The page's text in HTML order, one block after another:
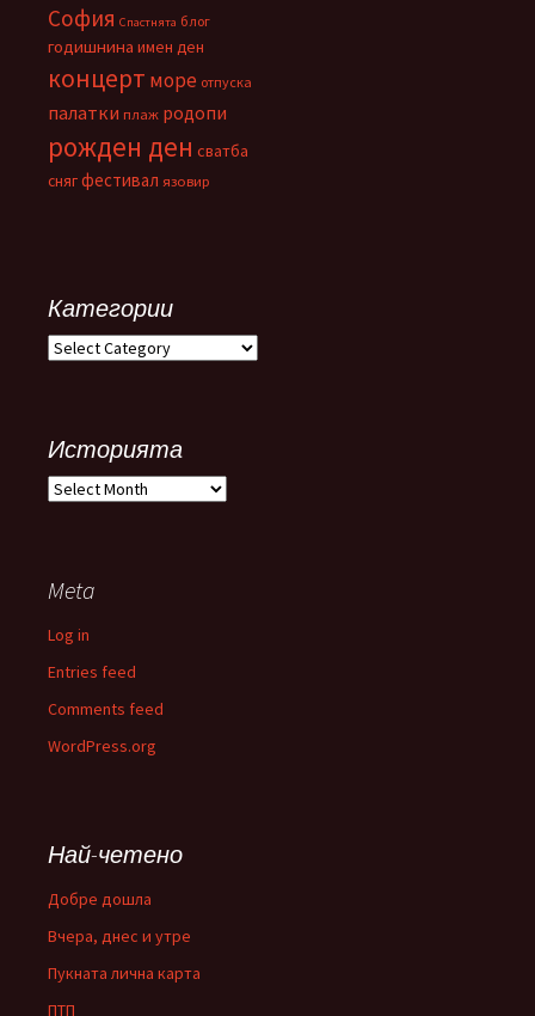
София Спастнята блог
годишнина имен ден
концерт море отпуска
палатки плаж родопи
рожден ден сватба
снягфестивал язовир
Категории
Категории
Историята
Историята
Meta
Log in
Entries feed
Comments feed
WordPress.org
Най-четено
Добре дошла
Вчера, днес и утре
Пукната лична карта
ПТП